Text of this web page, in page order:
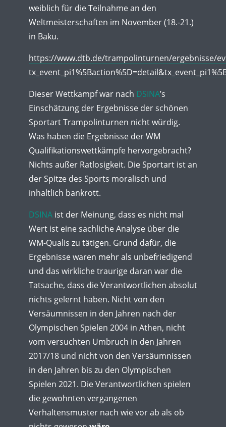
weiblich für die Teilnahme an den
Weltmeisterschaften im November (18.-21.)
in Baku.
https://www.dtb.de/trampolinturnen/ergebnisse/
Dieser Wettkampf war nach DSINA’s
Einschätzung der Ergebnisse der schönen
Sportart Trampolinturnen nicht würdig.
Was haben die Ergebnisse der WM
Qualifikationswettkämpfe hervorgebracht?
Nichts außer Ratlosigkeit. Die Sportart ist an
der Spitze des Sports moralisch und
inhaltlich bankrott.
DSINA ist der Meinung, dass es nicht mal
Wert ist eine sachliche Analyse über die
WM-Qualis zu tätigen. Grund dafür, die
Ergebnisse waren mehr als unbefriedigend
und das wirkliche traurige daran war die
Tatsache, dass die Verantwortlichen absolut
nichts gelernt haben. Nicht von den
Versäumnissen in den Jahren nach der
Olympischen Spielen 2004 in Athen, nicht
vom versuchten Umbruch in den Jahren
2017/18 und nicht von den Versäumnissen
in den Jahren bis zu den Olympischen
Spielen 2021. Die Verantwortlichen spielen
die gewohnten vergangenen
Verhaltensmuster nach wie vor ab als ob